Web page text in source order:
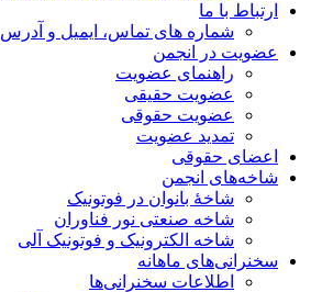
ارتباط با ما
شماره های تماس، ایمیل و آدرس
عضویت در انجمن
راهنمای عضویت
عضویت حقیقی
عضویت حقوقی
تمدید عضویت
اعضای حقوقی
شاخه‌های انجمن
شاخۀ بانوان در فوتونیک
شاخه صنعتی نور فناوران
شاخه‌ الکترونیک و فوتونیک آلی
سخنرانی‌های ماهانه
اطلاعات سخنرانی‌‌ها